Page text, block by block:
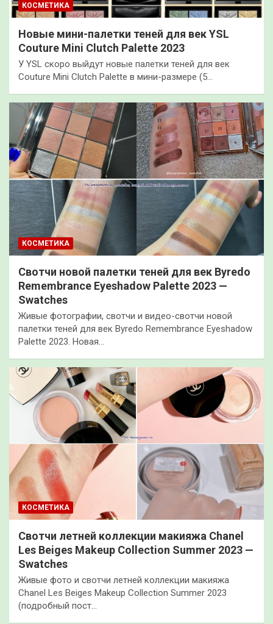
КОСМЕТИКА
Новые мини-палетки теней для век YSL
Couture Mini Clutch Palette 2023
У YSL скоро выйдут новые палетки теней для век
Couture Mini Clutch Palette в мини-размере (5…
КОСМЕТИКА
Свотчи новой палетки теней для век Byredo
Remembrance Eyeshadow Palette 2023 —
Swatches
Живые фотографии, свотчи и видео-свотчи новой
палетки теней для век Byredo Remembrance Eyeshadow
Palette 2023. Новая…
КОСМЕТИКА
Свотчи летней коллекции макияжа Chanel
Les Beiges Makeup Collection Summer 2023 —
Swatches
Живые фото и свотчи летней коллекции макияжа
Chanel Les Beiges Makeup Collection Summer 2023
(подробный пост…